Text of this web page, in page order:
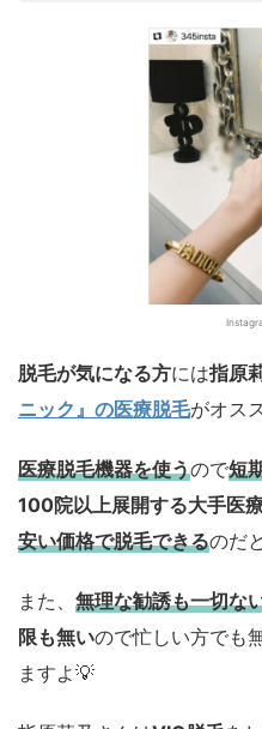
脱毛が気になる方には指原
ニック』の医療脱毛がオス
医療脱毛機器を使うので短
100院以上展開する大手医
安い価格で脱毛できるのだ
また、 無理な勧誘も一切な
限も無いので忙しい方でも
ますよ💡